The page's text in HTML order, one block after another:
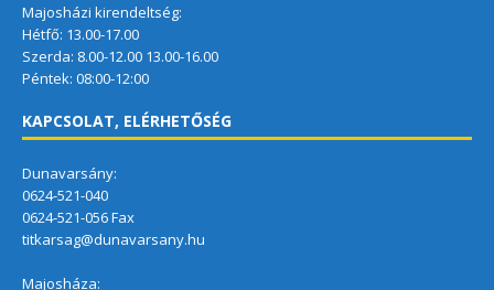
Majosházi kirendeltség:
Hétfő: 13.00-17.00
Szerda: 8.00-12.00 13.00-16.00
Péntek: 08:00-12:00
KAPCSOLAT, ELÉRHETŐSÉG
Dunavarsány:
0624-521-040
0624-521-056 Fax
titkarsag@dunavarsany.hu
Majosháza: